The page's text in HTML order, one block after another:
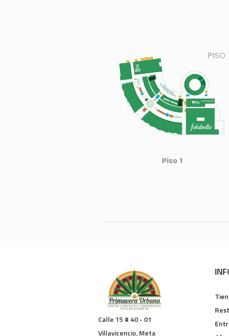
Piso 1
Calle 15 # 40 - 01
Villavicencio, Meta